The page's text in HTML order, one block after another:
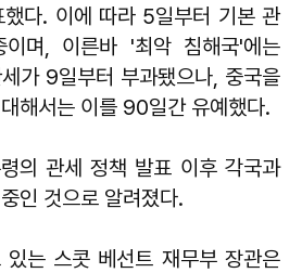
다. 이에 따라 5일부터 기본 관
며, 이른바 '최악 침해국'에는
가 9일부터 부과됐으나, 중국을
해서는 이를 90일간 유예했다.
의 관세 정책 발표 이후 각국과
인 것으로 알려졌다.
는 스콧 베선트 재무부 장관은